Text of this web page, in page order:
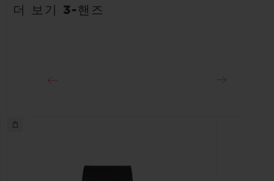
약 48시간
더 보기 3-핸즈